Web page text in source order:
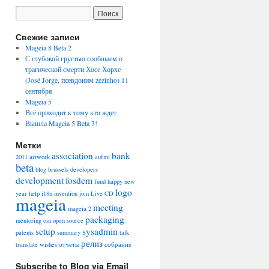
Свежие записи
Mageia 8 Beta 2
С глубокой грустью сообщаем о
трагической смерти Хосе Хорхе
(José Jorge, псевдоним zezinho) 11
сентября
Mageia 5
Всё приходит к тому кто ждет
Вышла Mageia 5 Beta 3!
Метки
2011 artwork association aufml bank
beta blog brussels developers
developmentfosdem fund happy new
year help i18n invention join Live CD logo
mageia mageia 2 meeting
mentoring oin open source packaging
patents setup summary sysadmin talk
translate wishes отчеты релиз собрание
Subscribe to Blog via Email